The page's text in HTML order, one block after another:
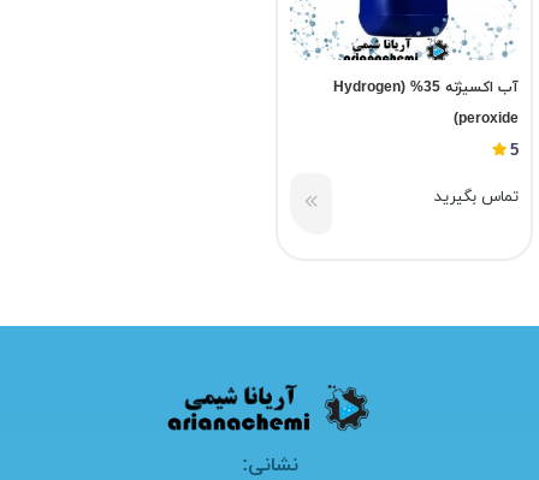
آب اکسیژنه 35% (Hydrogen
peroxide)
5
تماس بگیرید
نشانی: